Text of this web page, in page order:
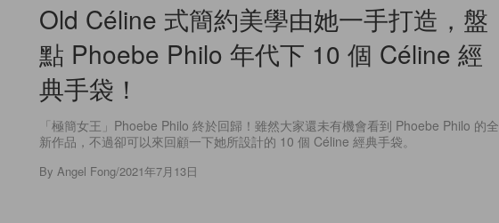
Old Céline 式簡約美學由她一手打造，盤
點 Phoebe Philo 年代下 10 個 Céline 經
典手袋！
「極簡女王」Phoebe Philo 終於回歸！雖然大家還未有機會看到 Phoebe Philo 的全
新作品，不過卻可以來回顧一下她所設計的 10 個 Céline 經典手袋。
By Angel Fong/2021年7月13日